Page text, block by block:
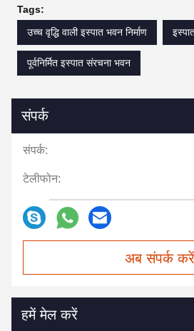
Tags:
उच्च वृद्धि वाली इस्पात भवन निर्माण
पूर्वनिर्मित इस्पात संरचना भवन
संपर्क
संपर्क:
टेलीफोन:
अब संपर्क करें
हमें मेल करें